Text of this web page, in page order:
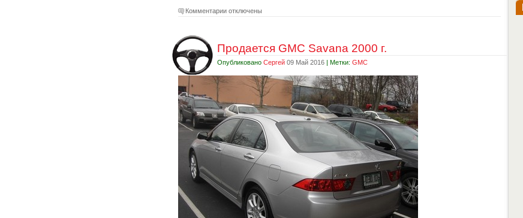
Комментарии отключены
Продается GMC Savana 2000 г.
Опубликовано Сергей 09 Май 2016 | Метки: GMC